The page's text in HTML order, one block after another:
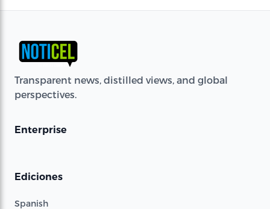
Transparent news, distilled views, and global
perspectives.
Enterprise
Ediciones
Spanish